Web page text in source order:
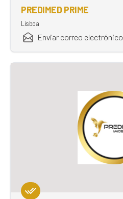
PREDIMED PRIME
Lisboa
Enviar correo electrónico